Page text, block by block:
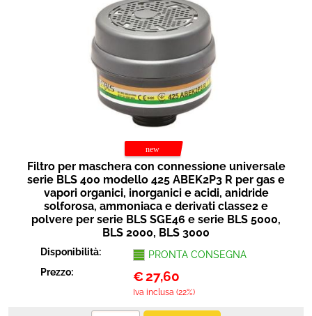
Pompe idrauliche
Protezione
Pet Store
Agricoltura
Ricambi
Filtro per maschera con connessione universale
serie BLS 400 modello 425 ABEK2P3 R per gas e
vapori organici, inorganici e acidi, anidride
solforosa, ammoniaca e derivati classe2 e
polvere per serie BLS SGE46 e serie BLS 5000,
BLS 2000, BLS 3000
Disponibilità:
PRONTA CONSEGNA
Prezzo:
€27,60
Iva inclusa (22%)